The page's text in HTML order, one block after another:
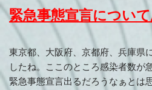
緊急事態宣言につい
東京都、大阪府、京都府、兵庫県
したね。ここのところ感染者数が
緊急事態宣言出るだろうなぁとは